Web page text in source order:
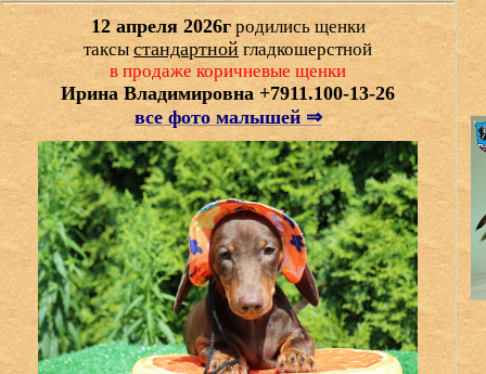
12 апреля 2026г родились щенки
таксы стандартной гладкошерстной
в продаже коричневые щенки
Ирина Владимировна +7911.100-13-26
все фото малышей ⇒